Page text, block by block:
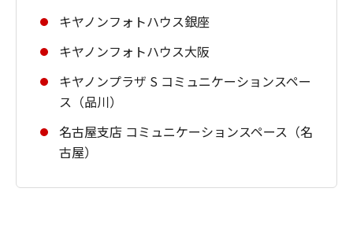
キヤノンフォトハウス銀座
キヤノンフォトハウス大阪
キヤノンプラザ S コミュニケーションスペー
ス（品川）
名古屋支店 コミュニケーションスペース（名
古屋）